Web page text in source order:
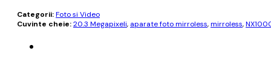
Categorii:Foto si Video
Cuvinte cheie:20.3 Megapixeli, aparate foto mirroless,mirroless,